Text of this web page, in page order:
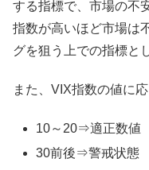
する指標で、市場の不
指数が高いほど市場は
グを狙う上での指標と
また、VIX指数の値に応
10～20⇒適正数値
30前後⇒警戒状態